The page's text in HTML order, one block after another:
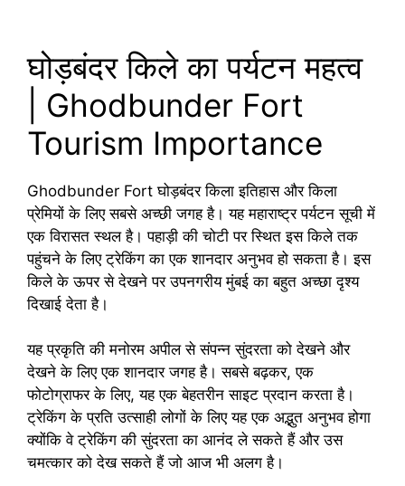
घोड़बंदर किले का पर्यटन महत्व
| Ghodbunder Fort
Tourism Importance
Ghodbunder Fort घोड़बंदर किला इतिहास और किला
प्रेमियों के लिए सबसे अच्छी जगह है। यह महाराष्ट्र पर्यटन सूची में
एक विरासत स्थल है। पहाड़ी की चोटी पर स्थित इस किले तक
पहुंचने के लिए ट्रेकिंग का एक शानदार अनुभव हो सकता है। इस
किले के ऊपर से देखने पर उपनगरीय मुंबई का बहुत अच्छा दृश्य
दिखाई देता है।
यह प्रकृति की मनोरम अपील से संपन्न सुंदरता को देखने और
देखने के लिए एक शानदार जगह है। सबसे बढ़कर, एक
फोटोग्राफर के लिए, यह एक बेहतरीन साइट प्रदान करता है।
ट्रेकिंग के प्रति उत्साही लोगों के लिए यह एक अद्भुत अनुभव होगा
क्योंकि वे ट्रेकिंग की सुंदरता का आनंद ले सकते हैं और उस
चमत्कार को देख सकते हैं जो आज भी अलग है।